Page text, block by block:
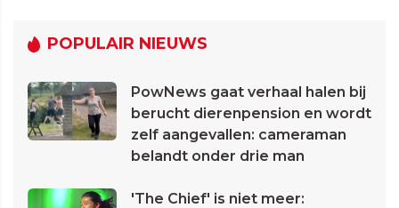
POPULAIR NIEUWS
PowNews gaat verhaal halen bij
berucht dierenpension en wordt
zelf aangevallen: cameraman
belandt onder drie man
'The Chief' is niet meer: